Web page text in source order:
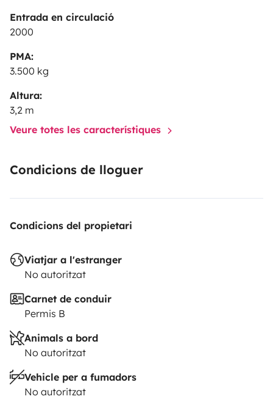
Entrada en circulació
2000
PMA:
3.500 kg
Altura:
3,2 m
Veure totes les característiques
Condicions de lloguer
Condicions del propietari
Viatjar a l'estranger
No autoritzat
Carnet de conduir
Permis B
Animals a bord
No autoritzat
Vehicle per a fumadors
No autoritzat